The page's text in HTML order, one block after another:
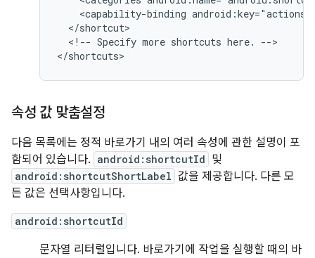
<capability-binding
<!-- Specify more shortcuts here.
-->
속성 값 맞춤설정
다음 목록에는 정적 바로가기 내의 여러 속성에 관한 설명이 포
함되어 있습니다. android:shortcutId 및
android:shortcutShortLabel 값을 제공합니다. 다른 모
든 값은 선택사항입니다.
android:shortcutId
문자열 리터럴입니다. 바로가기에 작업을 실행할 때의 바